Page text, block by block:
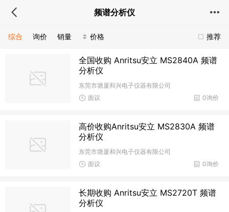
频谱分析仪
推荐
综合 询价 销量 价格
全国收购 Anritsu安立 MS2840A 频谱
分析仪
东莞市塘厦和兴电子仪器有限公司
0询价
面议
高价收购Anritsu安立 MS2830A 频谱
分析仪
东莞市塘厦和兴电子仪器有限公司
0询价
面议
长期收购 Anritsu安立 MS2720T 频谱
分析仪